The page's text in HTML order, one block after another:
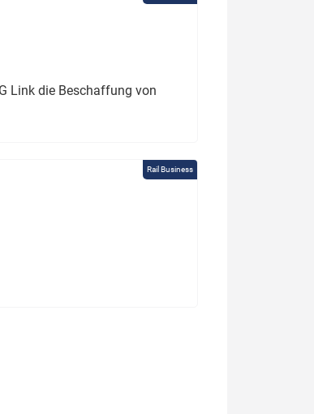
Link die Beschaffung von
Rail Business